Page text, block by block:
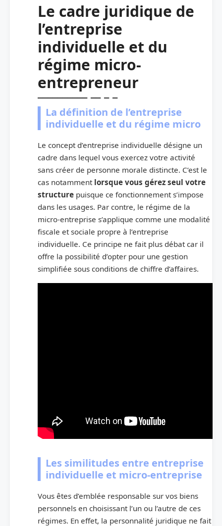
Le cadre juridique de
l’entreprise
individuelle et du
régime micro-
entrepreneur
La définition de l’entreprise
individuelle et du régime micro
Le concept d’entreprise individuelle désigne un
cadre dans lequel vous exercez votre activité
sans créer de personne morale distincte. C’est le
cas notamment lorsque vous gérez seul votre
structure puisque ce fonctionnement s’impose
dans les usages. Par contre, le régime de la
micro-entreprise s’applique comme une modalité
fiscale et sociale propre à l’entreprise
individuelle. Ce principe ne fait plus débat car il
offre la possibilité d’opter pour une gestion
simplifiée sous conditions de chiffre d’affaires.
Les similitudes entre entreprise
individuelle et micro-entreprise
Vous êtes d’emblée responsable sur vos biens
personnels en choisissant l’un ou l’autre de ces
régimes. En effet, la personnalité juridique ne fait